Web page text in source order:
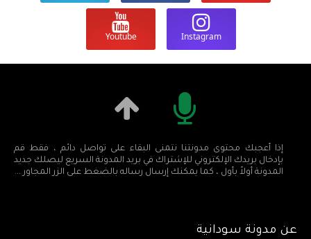
Instagram
Youtube
إذا أعجبك محتوى مدونتنا نتمنى البقاء على تواصل دائم ، فقط قم
بإدخال بريدك الإلكتروني للإشتراك في بريد المدونة السريع ليصلك جديد
المدونة أولاً بأول ، كما يمكنك إرسال رساله بالضغط على الزر المجاور ...
عن مدونة سودانية